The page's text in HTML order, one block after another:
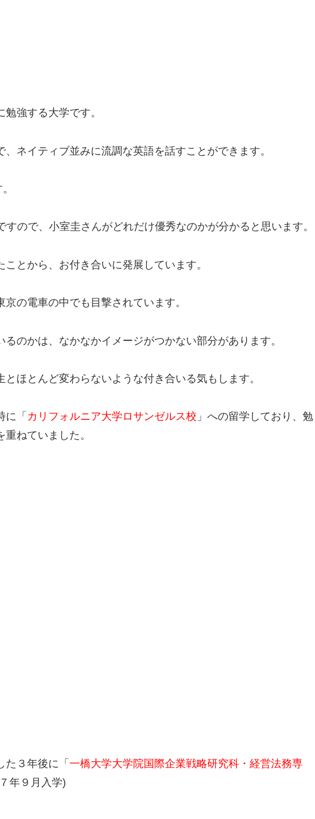
強する大学です。
ネイティブ並みに流調な英語を話すことができます。
ので、小室圭さんがどれだけ優秀なのかが分かると思います。
とから、お付き合いに発展しています。
の電車の中でも目撃されています。
のかは、なかなかイメージがつかない部分があります。
ほとんど変わらないような付き合いる気もします。
に「 カリフォルニア大学ロサンゼルス校 」への留学しており、勉
ねていました。
た３年後に「 一橋大学大学院国際企業戦略研究科・経営法務専
年９月入学)